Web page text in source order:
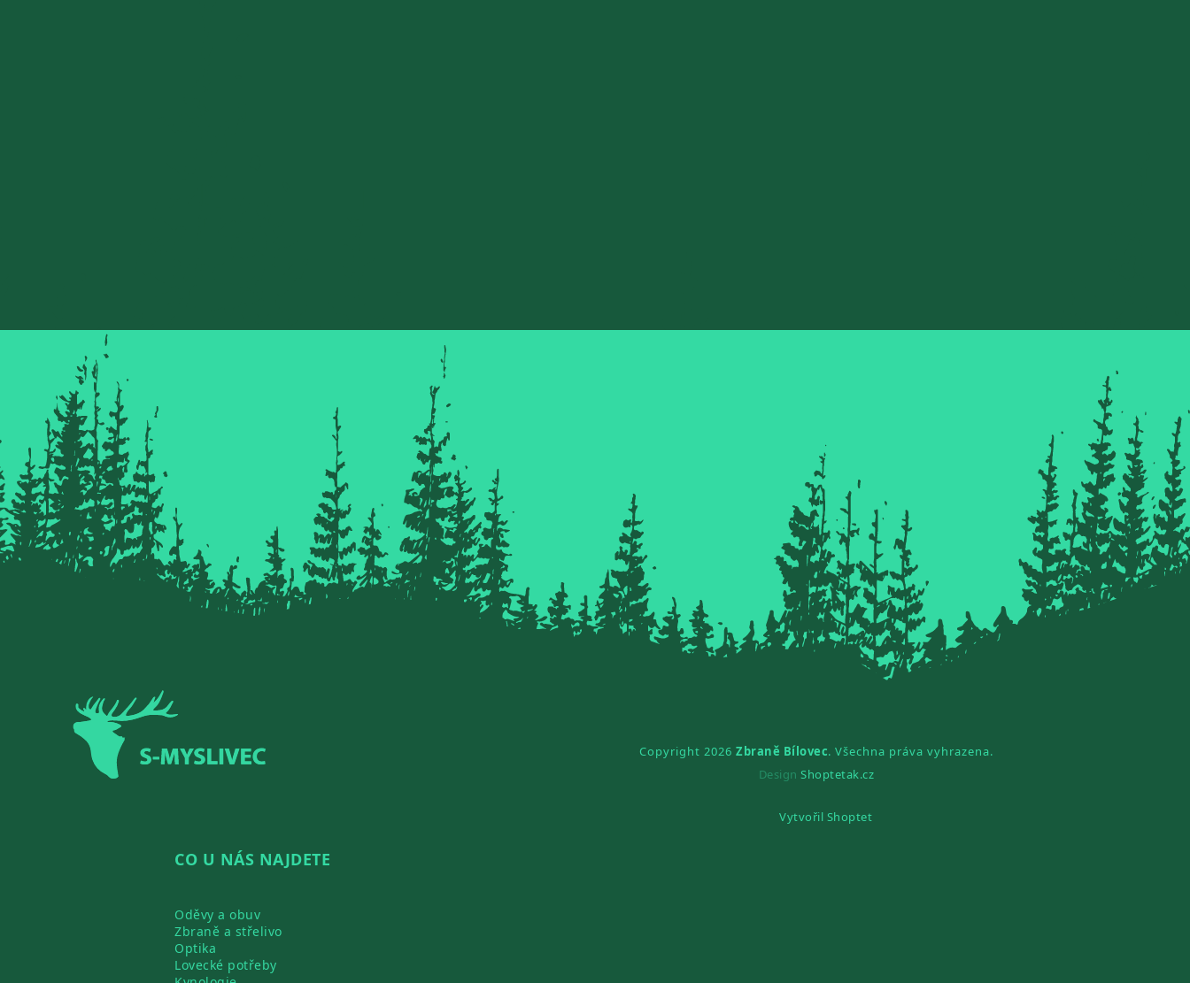
CO U NÁS NAJDETE
Oděvy a obuv
Zbraně a střelivo
Optika
Lovecké potřeby
Copyright 2026 Zbraně Bílovec. Všechna práva vyhrazena.
DesignShoptetak.cz
Vytvořil Shoptet